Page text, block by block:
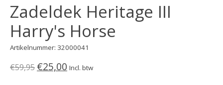
Zadeldek Heritage III
Harry's Horse
Artikelnummer: 32000041
€59,95 €25,00 Incl. btw